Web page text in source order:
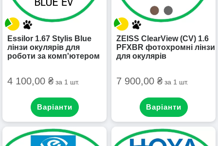
Essilor 1.67 Stylis Blue
лінзи окулярів для
роботи за комп'ютером
4 100,00 ₴ за 1 шт.
Варіанти
ZEISS ClearView (CV) 1.6
PFXBR фотохромні лінзи
для окулярів
7 900,00 ₴ за 1 шт.
Варіанти